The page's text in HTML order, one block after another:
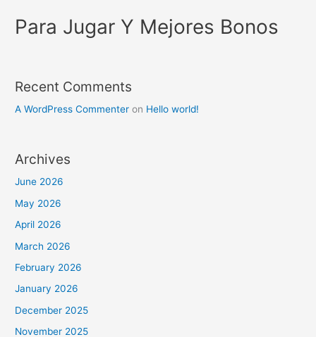
Para Jugar Y Mejores Bonos
Recent Comments
A WordPress Commenter on Hello world!
Archives
June 2026
May 2026
April 2026
March 2026
February 2026
January 2026
December 2025
November 2025